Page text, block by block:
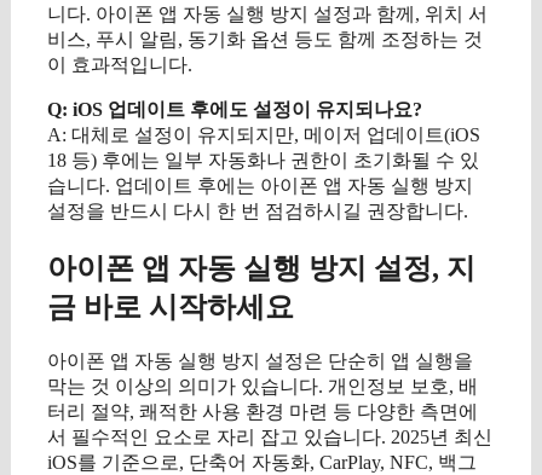
니다. 아이폰 앱 자동 실행 방지 설정과 함께, 위치 서
비스, 푸시 알림, 동기화 옵션 등도 함께 조정하는 것
이 효과적입니다.
Q: iOS 업데이트 후에도 설정이 유지되나요?
A: 대체로 설정이 유지되지만, 메이저 업데이트(iOS
18 등) 후에는 일부 자동화나 권한이 초기화될 수 있
습니다. 업데이트 후에는 아이폰 앱 자동 실행 방지
설정을 반드시 다시 한 번 점검하시길 권장합니다.
아이폰 앱 자동 실행 방지 설정, 지
금 바로 시작하세요
아이폰 앱 자동 실행 방지 설정은 단순히 앱 실행을
막는 것 이상의 의미가 있습니다. 개인정보 보호, 배
터리 절약, 쾌적한 사용 환경 마련 등 다양한 측면에
서 필수적인 요소로 자리 잡고 있습니다. 2025년 최신
iOS를 기준으로, 단축어 자동화, CarPlay, NFC, 백그